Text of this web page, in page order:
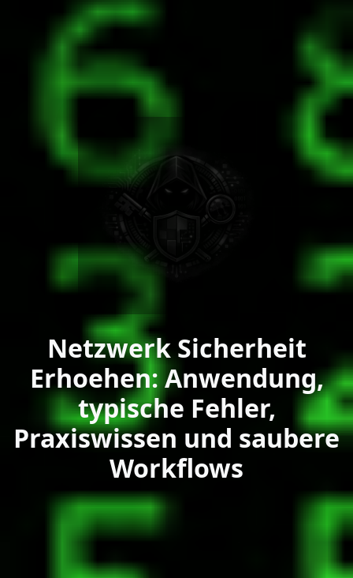
Netzwerk Sicherheit
Erhoehen: Anwendung,
typische Fehler,
Praxiswissen und saubere
Workflows